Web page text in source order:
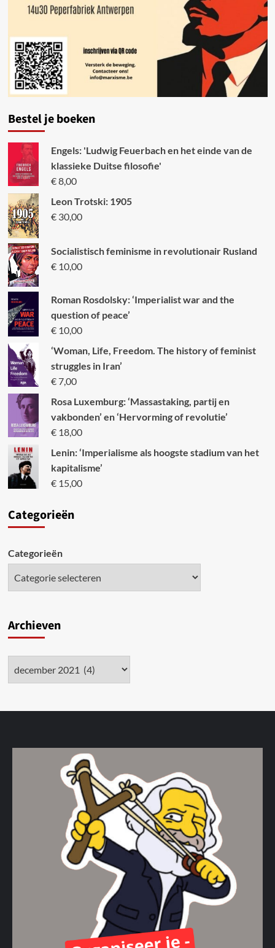
Bestel je boeken
Engels: 'Ludwig Feuerbach en het einde van de
klassieke Duitse filosofie'
€8,00
Leon Trotski: 1905
€30,00
Socialistisch feminisme in revolutionair Rusland
€10,00
Roman Rosdolsky: ‘Imperialist war and the
question of peace’
€10,00
‘Woman, Life, Freedom. The history of feminist
struggles in Iran’
€7,00
Rosa Luxemburg: ‘Massastaking, partij en
vakbonden’ en ‘Hervorming of revolutie’
€18,00
Lenin: ‘Imperialisme als hoogste stadium van het
kapitalisme’
€15,00
Categorieën
Categorieën
Archieven